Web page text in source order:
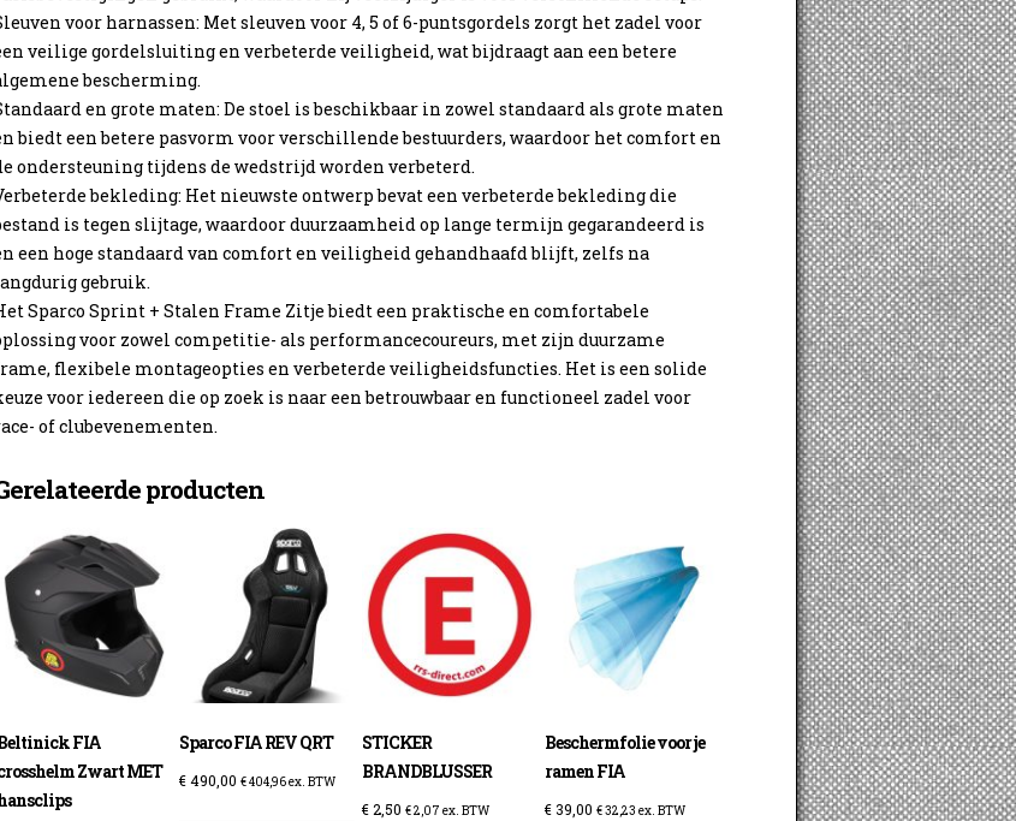
voor harnassen: Met sleuven voor 4, 5 of 6-puntsgordels zorgt het zadel voor
veilige gordelsluiting en verbeterde veiligheid, wat bijdraagt aan een betere
bescherming.
en grote maten: De stoel is beschikbaar in zowel standaard als grote maten
biedt een betere pasvorm voor verschillende bestuurders, waardoor het comfort en
ondersteuning tijdens de wedstrijd worden verbeterd.
bekleding: Het nieuwste ontwerp bevat een verbeterde bekleding die
is tegen slijtage, waardoor duurzaamheid op lange termijn gegarandeerd is
een hoge standaard van comfort en veiligheid gehandhaafd blijft, zelfs na
gebruik.
Sparco Sprint + Stalen Frame Zitje biedt een praktische en comfortabele
voor zowel competitie- als performancecoureurs, met zijn duurzame
flexibele montageopties en verbeterde veiligheidsfuncties. Het is een solide
voor iedereen die op zoek is naar een betrouwbaar en functioneel zadel voor
of clubevenementen.
producten
FIA
Zwart MET
Sparco FIA REV QRT
€490,00 €404,96ex. BTW
STICKER
BRANDBLUSSER
€2,50 €2,07 ex. BTW
Beschermfolie voor je
ramen FIA
€39,00 €32,23 ex. BTW